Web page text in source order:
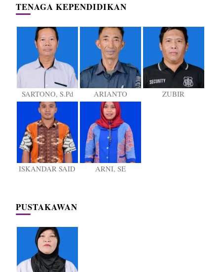
TENAGA KEPENDIDIKAN
SARTONO, S.Pd ARIANTO ZUBIR
ISKANDAR SAID ARNI, SE
PUSTAKAWAN